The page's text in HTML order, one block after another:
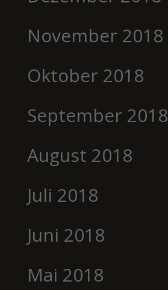
November 2018
Oktober 2018
September 2018
August 2018
Juli 2018
Juni 2018
Mai 2018